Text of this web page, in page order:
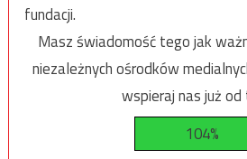
fundacji.
Masz świadomość tego jak
niezależnych ośrodków
wspieraj nas już od
104%